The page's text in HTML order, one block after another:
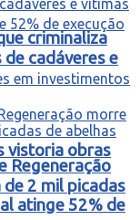
vistoria obras
atinge 52% de
criminaliza
cadáveres e
Regeneração
2 mil picadas